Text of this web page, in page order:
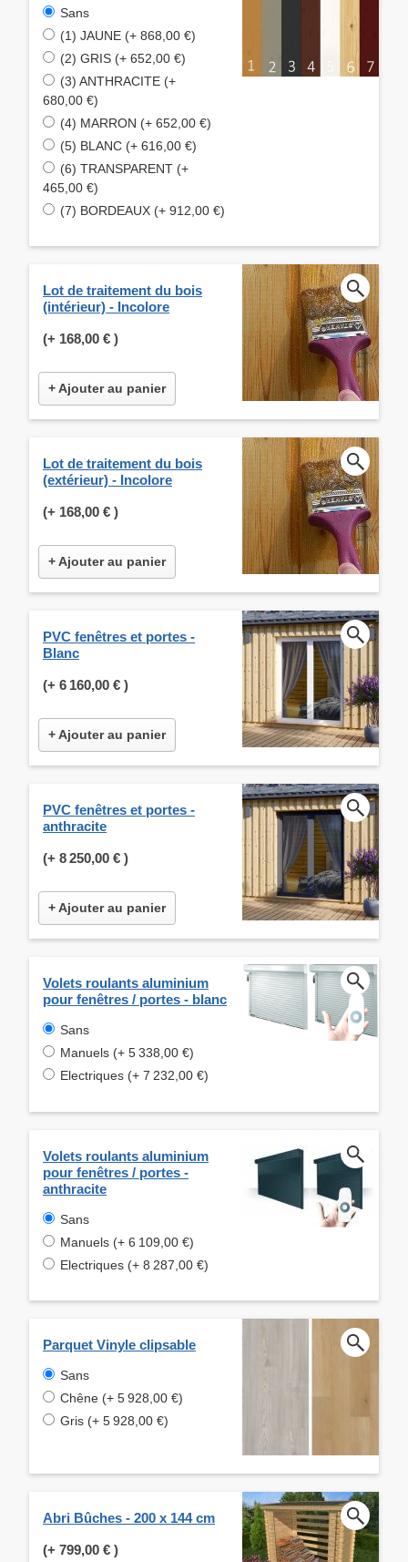
Sans
(1) JAUNE (+ 868,00 €)
(2) GRIS (+ 652,00 €)
(3) ANTHRACITE (+
680,00 €)
(4) MARRON (+ 652,00 €)
(5) BLANC (+ 616,00 €)
(6) TRANSPARENT (+
465,00 €)
(7) BORDEAUX (+ 912,00 €)
Lot de traitement du bois
(intérieur) - Incolore
(+ 168,00 € )
+ Ajouter au panier
Lot de traitement du bois
(extérieur) - Incolore
(+ 168,00 € )
+ Ajouter au panier
PVC fenêtres et portes -
Blanc
(+ 6 160,00 € )
+ Ajouter au panier
PVC fenêtres et portes -
anthracite
(+ 8 250,00 € )
+ Ajouter au panier
Volets roulants aluminium
pour fenêtres / portes - blanc
Sans
Manuels (+ 5 338,00 €)
Electriques (+ 7 232,00 €)
Volets roulants aluminium
pour fenêtres / portes -
anthracite
Sans
Manuels (+ 6 109,00 €)
Electriques (+ 8 287,00 €)
Parquet Vinyle clipsable
Sans
Chêne (+ 5 928,00 €)
Gris (+ 5 928,00 €)
Abri Bûches - 200 x 144 cm
(+ 799,00 € )